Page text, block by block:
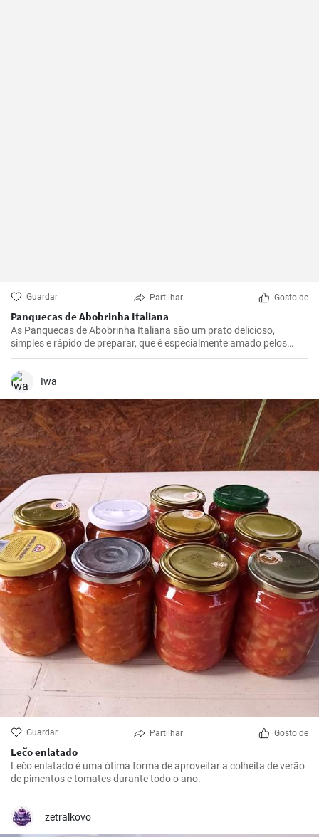
Guardar Partilhar Gosto de
Panquecas de Abobrinha Italiana
As Panquecas de Abobrinha Italiana são um prato delicioso,
simples e rápido de preparar, que é especialmente amado pelos
vegetarianos.
Iwa
Guardar Partilhar Gosto de
Lečo enlatado
Lečo enlatado é uma ótima forma de aproveitar a colheita de verão
de pimentos e tomates durante todo o ano.
_zetralkovo_